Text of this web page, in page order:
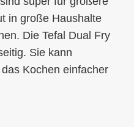
in große Haushalte
Die Tefal Dual Fry
Sie kann
Kochen einfacher